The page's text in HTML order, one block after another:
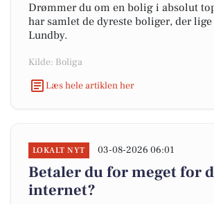
Drømmer du om en bolig i absolut
har samlet de dyreste boliger, der
Lundby.
Kilde: Boliga
Læs hele artiklen her
LOKALT NYT 03-08-2026 06:01
Betaler du for meget for
internet?